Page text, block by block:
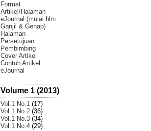
Format
Artikel/Halaman
eJournal (mulai hlm
Ganjil & Genap)
Halaman
Persetujuan
Pembimbing
Cover Artikel
Contoh Artikel
eJournal
Volume 1 (2013)
Vol.1 No.1 (17)
Vol.1 No.2 (36)
Vol.1 No.3 (34)
Vol.1 No.4 (29)